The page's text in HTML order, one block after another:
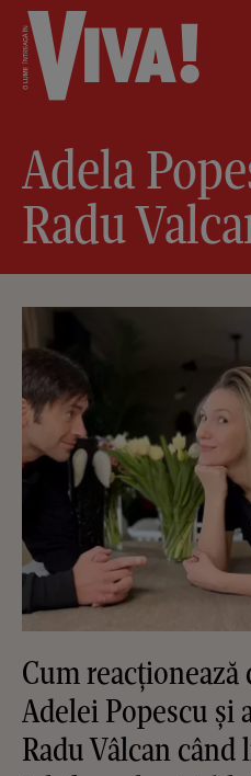
Adela
Radu
Cum
Adelei Popescu și
Radu Vâlcan când